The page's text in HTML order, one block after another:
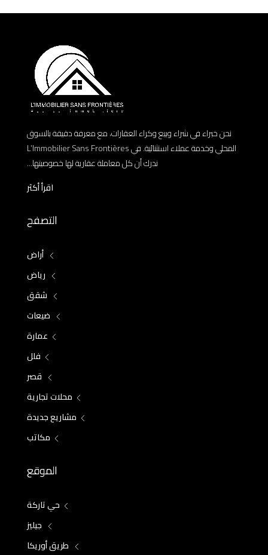
نحن خبراء في شراء وبيع وكراء العقارات، مع معرفة دقيقة بالسوق
المحلي وخدمة عملاء استثنائية. في L’Immobilier Sans Frontières
ندرك أن كل معاملة عقارية لها خصوصيتها...
اقرأ أكثر
التصفح
أراض
رياض
شقق
ضيعات
عمارة
فلل
قصر
محلات تجارية
مشاريع جديدة
مكاتب
الموقع
حي تاركة
جيليز
طريق أوريكا